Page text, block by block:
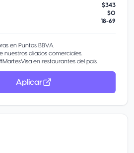
$343
$0
18-69
en Puntos BBVA.
nuestros aliados comerciales.
en restaurantes del país.
Aplicar